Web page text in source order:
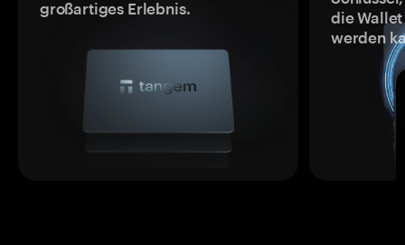
großartiges Erlebnis.
die
werden